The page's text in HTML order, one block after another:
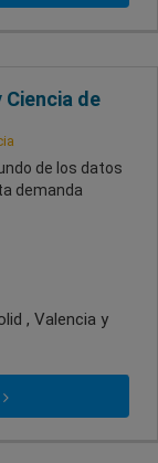
de
de los datos
demanda
, Valencia y